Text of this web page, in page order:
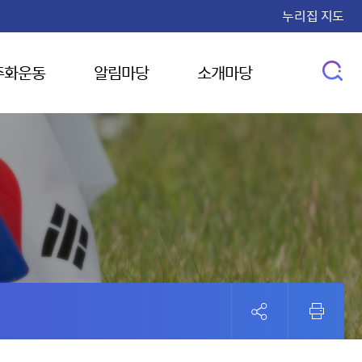
누리집 지도
운동 알림마당 소개마당